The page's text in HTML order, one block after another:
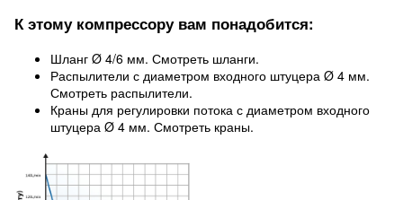
К этому компрессору вам понадобится:
Шланг Ø 4/6 мм. Смотреть шланги.
Распылители с диаметром входного штуцера Ø 4 мм.
Смотреть распылители.
Краны для регулировки потока с диаметром входного
штуцера Ø 4 мм. Смотреть краны.